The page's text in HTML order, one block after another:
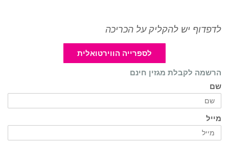
לדפדוף יש להקליק על הכריכה
לספרייה הווירטואלית
הרשמה לקבלת מגזין חינם
שם
מייל